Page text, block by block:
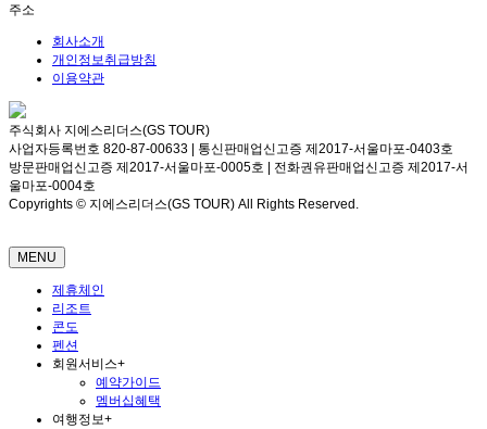
주소
회사소개
개인정보취급방침
이용약관
주식회사 지에스리더스(GS TOUR)
사업자등록번호 820-87-00633 | 통신판매업신고증 제2017-서울마포-0403호
방문판매업신고증 제2017-서울마포-0005호 | 전화권유판매업신고증 제2017-서
울마포-0004호
Copyrights © 지에스리더스(GS TOUR) All Rights Reserved.
MENU
제휴체인
리조트
콘도
펜션
회원서비스+
예약가이드
멤버십혜택
여행정보+